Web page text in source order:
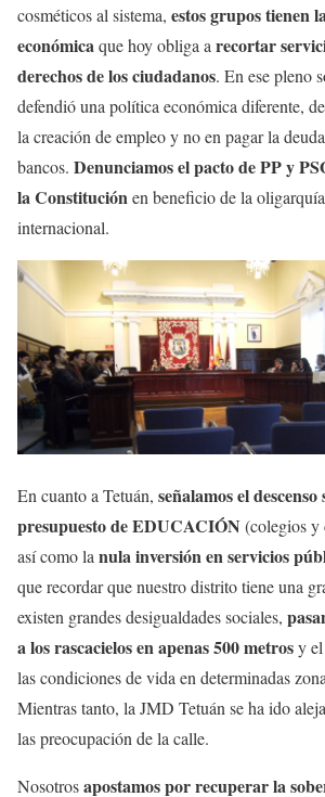
cosméticos al sistema, estos grupos tienen
económicaque hoy obliga a recortar
derechos de los ciudadanos. En ese pleno
defendió una política económica diferente,
la creación de empleo y no en pagar la
bancos. Denunciamos el pacto de PP y
la Constituciónen beneficio de la
internacional.
En cuanto a Tetuán, señalamos el
presupuesto de EDUCACIÓN (colegios y
así como la nula inversión en servicios
que recordar que nuestro distrito tiene una
existen grandes desigualdades sociales,
a los rascacielos en apenas 500 metrosy
las condiciones de vida en determinadas
Mientras tanto, la JMD Tetuán se ha ido
las preocupación de la calle.
Nosotrosapostamos por recuperar la